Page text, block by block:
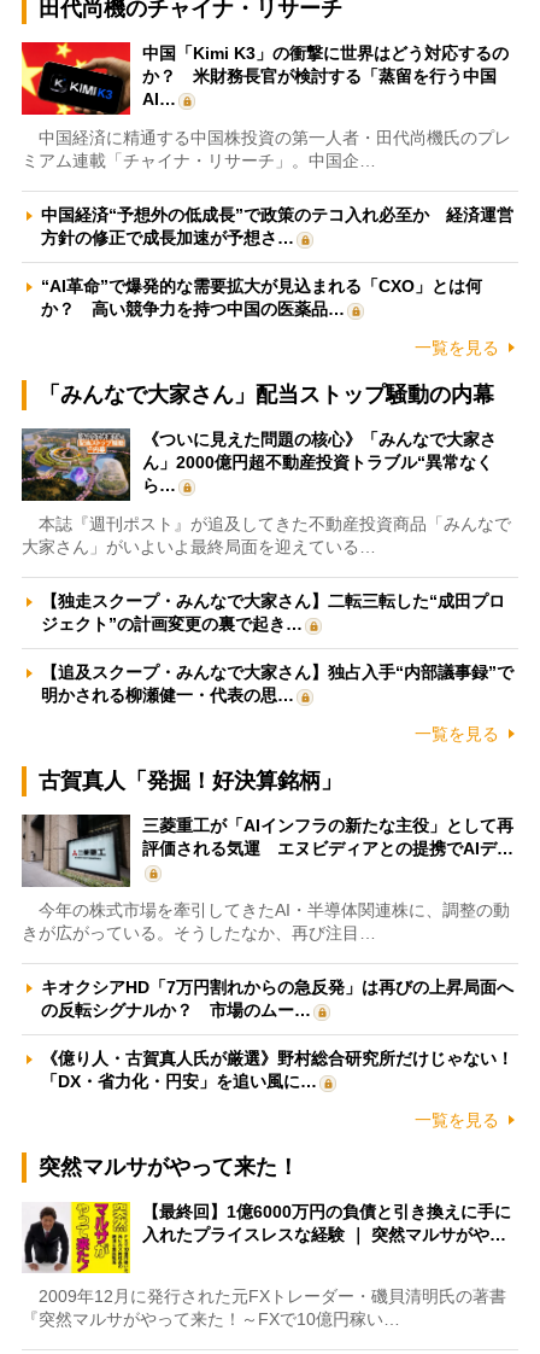
田代尚機のチャイナ・リサーチ
中国「Kimi K3」の衝撃に世界はどう対応するの
か？ 米財務長官が検討する「蒸留を行う中国
AI…
中国経済に精通する中国株投資の第一人者・田代尚機氏のプレ
ミアム連載「チャイナ・リサーチ」。中国企…
中国経済“予想外の低成長”で政策のテコ入れ必至か 経済運営
方針の修正で成長加速が予想さ…
“AI革命”で爆発的な需要拡大が見込まれる「CXO」とは何
か？ 高い競争力を持つ中国の医薬品…
一覧を見る
「みんなで大家さん」配当ストップ騒動の内幕
《ついに見えた問題の核心》「みんなで大家さ
ん」2000億円超不動産投資トラブル“異常なく
ら…
本誌『週刊ポスト』が追及してきた不動産投資商品「みんなで
大家さん」がいよいよ最終局面を迎えている…
【独走スクープ・みんなで大家さん】二転三転した“成田プロ
ジェクト”の計画変更の裏で起き…
【追及スクープ・みんなで大家さん】独占入手“内部議事録”で
明かされる柳瀬健一・代表の思…
一覧を見る
古賀真人「発掘！好決算銘柄」
三菱重工が「AIインフラの新たな主役」として再
評価される気運 エヌビディアとの提携でAIデ…
今年の株式市場を牽引してきたAI・半導体関連株に、調整の動
きが広がっている。そうしたなか、再び注目…
キオクシアHD「7万円割れからの急反発」は再びの上昇局面へ
の反転シグナルか？ 市場のムー…
《億り人・古賀真人氏が厳選》野村総合研究所だけじゃない！
「DX・省力化・円安」を追い風に…
一覧を見る
突然マルサがやって来た！
【最終回】1億6000万円の負債と引き換えに手に
入れたプライスレスな経験 ｜ 突然マルサがや…
2009年12月に発行された元FXトレーダー・磯貝清明氏の著書
『突然マルサがやって来た！～FXで10億円稼い…